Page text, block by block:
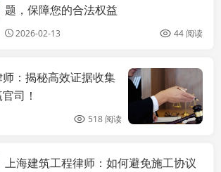
题，保障您的合法权益
2026-02-13 44 阅读
：揭秘高效证据收集
司！
518 阅读
上海工程律师
上海建筑工程律师：如何避免施工协议